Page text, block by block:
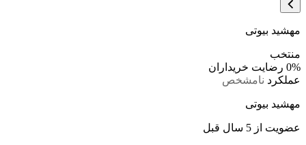
مهشید بیوتی
منتخب
0% رضایت خریداران
عملکرد نامشخص
مهشید بیوتی
عضویت از 5 سال قبل